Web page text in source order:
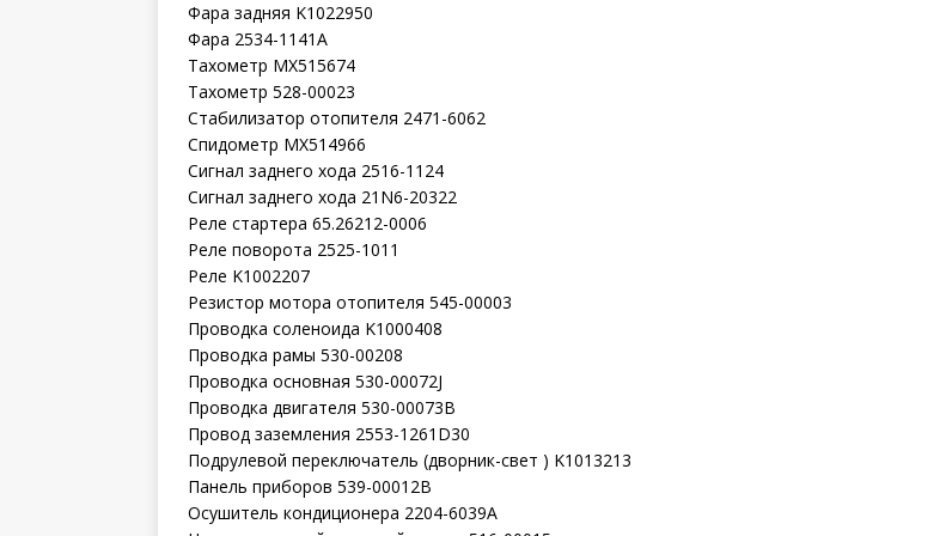
Фара задняя K1022950
Фара 2534-1141A
Тахометр MX515674
Тахометр 528-00023
Стабилизатор отопителя 2471-6062
Спидометр MX514966
Сигнал заднего хода 2516-1124
Сигнал заднего хода 21N6-20322
Реле стартера 65.26212-0006
Реле поворота 2525-1011
Реле K1002207
Резистор мотора отопителя 545-00003
Проводка соленоида K1000408
Проводка рамы 530-00208
Проводка основная 530-00072J
Проводка двигателя 530-00073B
Провод заземления 2553-1261D30
Подрулевой переключатель (дворник-свет ) K1013213
Панель приборов 539-00012B
Осушитель кондиционера 2204-6039A